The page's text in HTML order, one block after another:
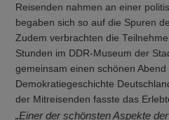
Reisenden nahmen an einer
begaben sich so auf die Spuren
Zudem verbrachten die
Stunden im DDR-Museum der
gemeinsam einen schönen
Demokratiegeschichte
der Mitreisenden fasste das
„Einer der schönsten Aspekte